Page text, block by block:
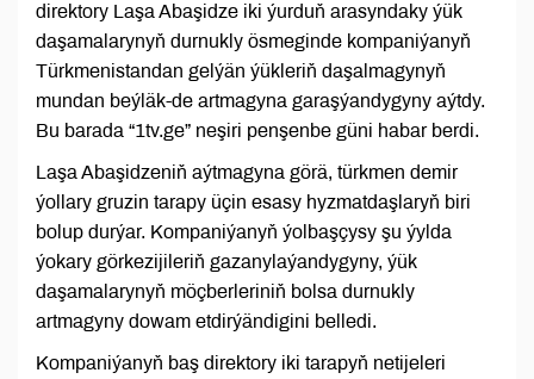
direktory Laşa Abaşidze iki ýurduň arasyndaky ýük
daşamalarynyň durnukly ösmeginde kompaniýanyň
Türkmenistandan gelýän ýükleriň daşalmagynyň
mundan beýläk-de artmagyna garaşýandygyny aýtdy.
Bu barada “1tv.ge” neşiri penşenbe güni habar berdi.
Laşa Abaşidzeniň aýtmagyna görä, türkmen demir
ýollary gruzin tarapy üçin esasy hyzmatdaşlaryň biri
bolup durýar. Kompaniýanyň ýolbaşçysy şu ýylda
ýokary görkezijileriň gazanylaýandygyny, ýük
daşamalarynyň möçberleriniň bolsa durnukly
artmagyny dowam etdirýändigini belledi.
Kompaniýanyň baş direktory iki tarapyň netijeleri